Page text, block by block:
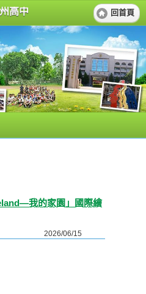
高中 回首頁
我的家園」國際繪
2026/06/15